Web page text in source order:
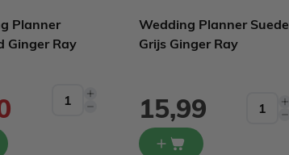
Planner
Ginger Ray
Wedding Planner Suede
Grijs Ginger Ray
15,99